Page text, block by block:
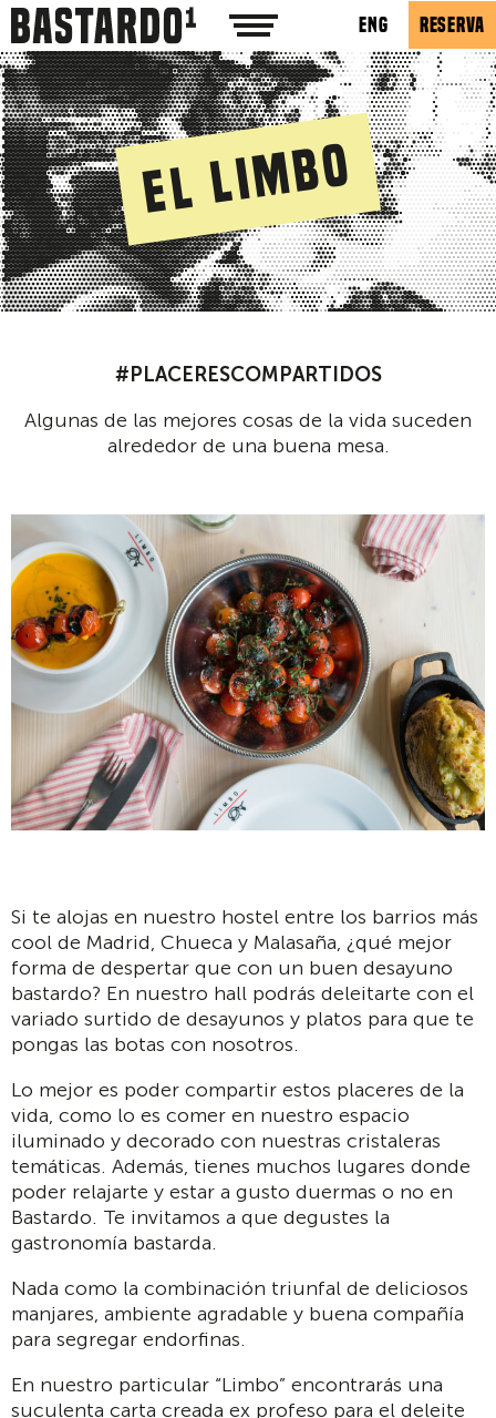
ENG RESERVA
El Limbo
#PLACERESCOMPARTIDOS
Algunas de las mejores cosas de la vida suceden
alrededor de una buena mesa.
Si te alojas en nuestro hostel entre los barrios más
cool de Madrid, Chueca y Malasaña, ¿qué mejor
forma de despertar que con un buen desayuno
bastardo? En nuestro hall podrás deleitarte con el
variado surtido de desayunos y platos para que te
pongas las botas con nosotros.
Lo mejor es poder compartir estos placeres de la
vida, como lo es comer en nuestro espacio
iluminado y decorado con nuestras cristaleras
temáticas. Además, tienes muchos lugares donde
poder relajarte y estar a gusto duermas o no en
Bastardo. Te invitamos a que degustes la
gastronomía bastarda.
Nada como la combinación triunfal de deliciosos
manjares, ambiente agradable y buena compañía
para segregar endorfinas.
En nuestro particular “Limbo” encontrarás una
suculenta carta creada ex profeso para el deleite